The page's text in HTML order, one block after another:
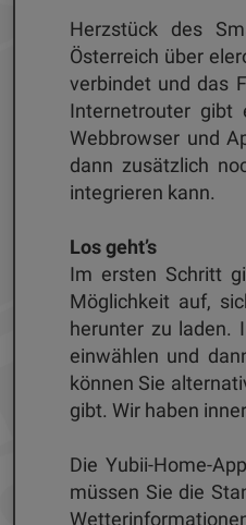
Herzstück des
Österreich über
verbindet und das
Internetrouter
Webbrowser und
dann zusätzlich
integrieren kann.
Los geht’s
Im ersten Schritt
Möglichkeit auf,
herunter zu laden.
einwählen und
können Sie
gibt. Wir haben
Die Yubii-Home-
müssen Sie die